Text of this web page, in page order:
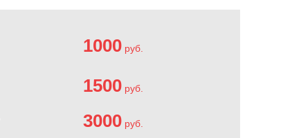
1000 руб.
1500 руб.
3000 руб.